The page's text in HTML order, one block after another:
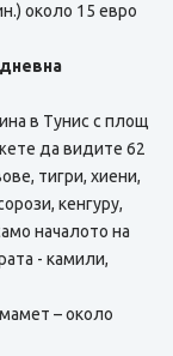
около 15 евро
в Тунис с площ
да видите 62
тигри, хиени,
кенгуру,
началото на
- камили,
– около